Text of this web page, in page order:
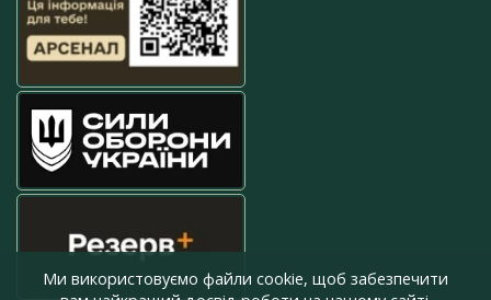
Ми використовуємо файли cookie, щоб забезпечити